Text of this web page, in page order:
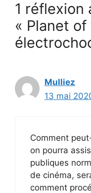
1 réflexion
« Planet
Mulliez
13 mai
Comment
on pourra
publiques
de cinéma,
comment